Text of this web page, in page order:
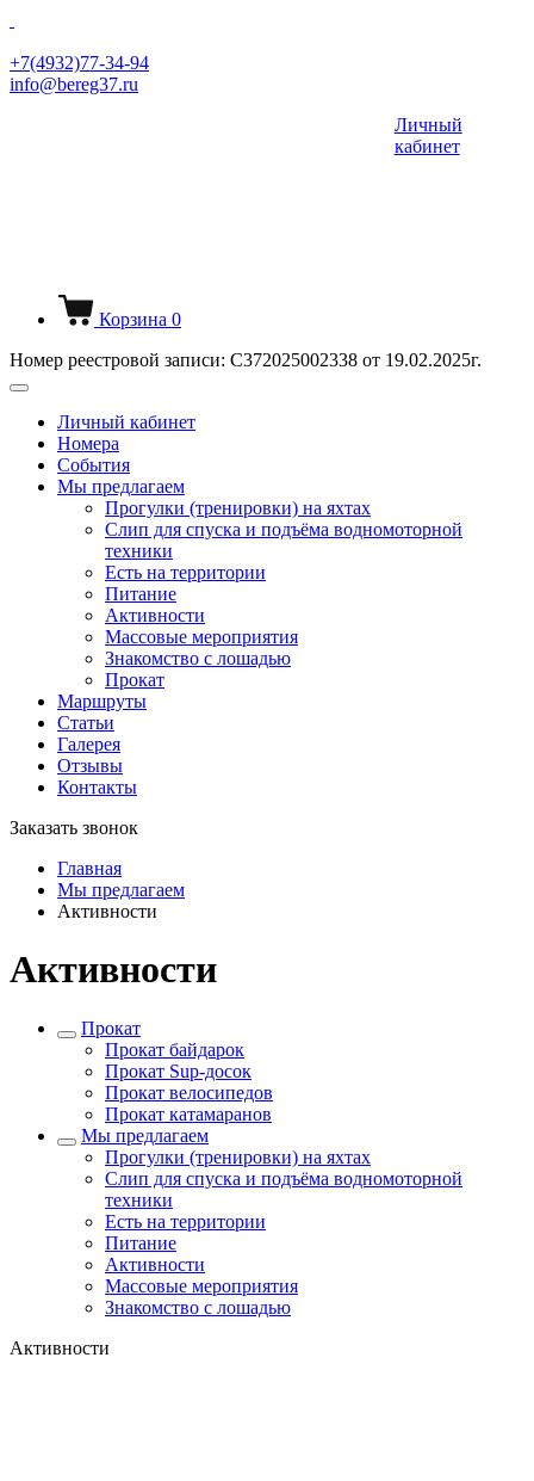
+7(4932)77-34-94
info@bereg37.ru
Личный
кабинет
Корзина 0
Номер реестровой записи: С372025002338 от 19.02.2025г.
Личный кабинет
Номера
События
Мы предлагаем
Прогулки (тренировки) на яхтах
Слип для спуска и подъёма водномоторной
техники
Есть на территории
Питание
Активности
Массовые мероприятия
Знакомство с лошадью
Прокат
Маршруты
Статьи
Галерея
Отзывы
Контакты
Заказать звонок
Главная
Мы предлагаем
Активности
Активности
Прокат
Прокат байдарок
Прокат Sup-досок
Прокат велосипедов
Прокат катамаранов
Мы предлагаем
Прогулки (тренировки) на яхтах
Слип для спуска и подъёма водномоторной
техники
Есть на территории
Питание
Активности
Массовые мероприятия
Знакомство с лошадью
Активности